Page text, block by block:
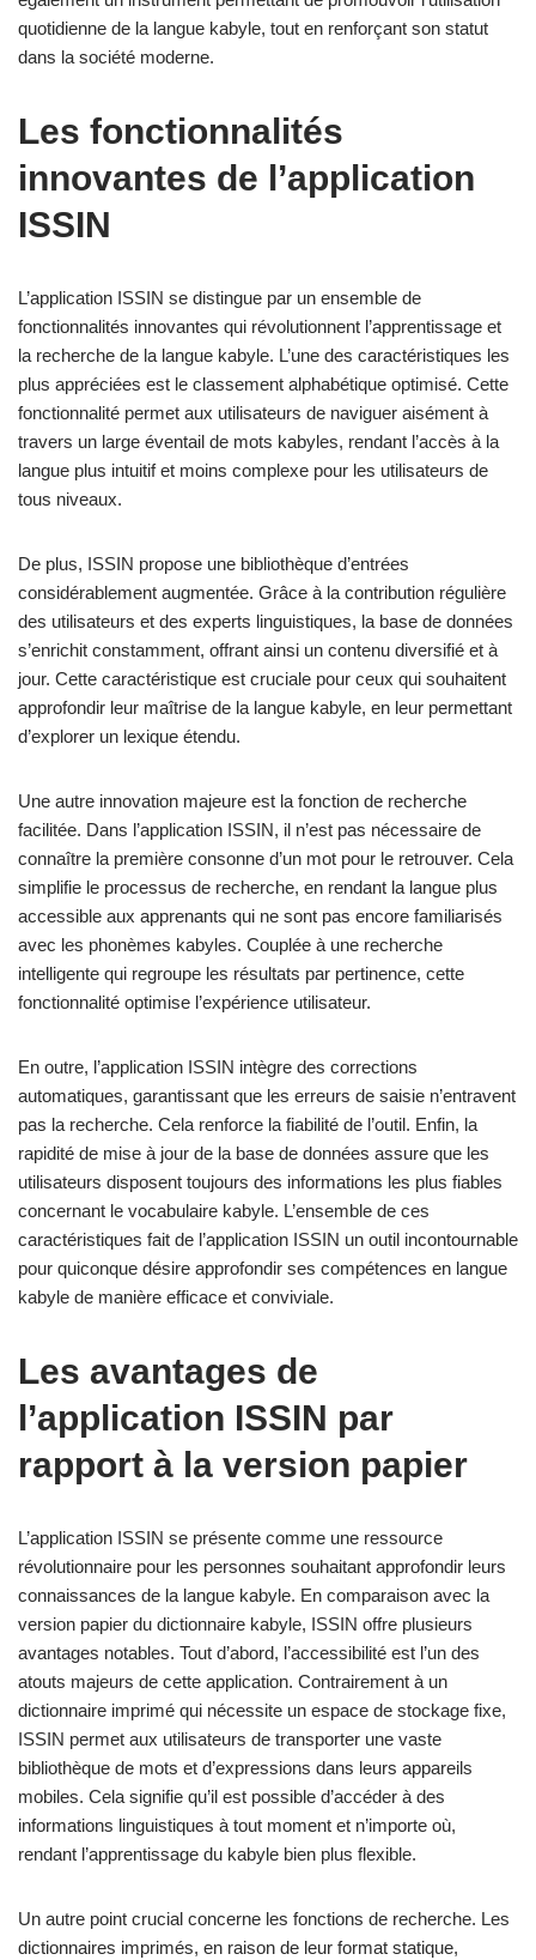
quotidienne de la langue kabyle, tout en renforçant son statut
dans la société moderne.
Les fonctionnalités
innovantes de l’application
ISSIN
L’application ISSIN se distingue par un ensemble de
fonctionnalités innovantes qui révolutionnent l’apprentissage et
la recherche de la langue kabyle. L’une des caractéristiques les
plus appréciées est le classement alphabétique optimisé. Cette
fonctionnalité permet aux utilisateurs de naviguer aisément à
travers un large éventail de mots kabyles, rendant l’accès à la
langue plus intuitif et moins complexe pour les utilisateurs de
tous niveaux.
De plus, ISSIN propose une bibliothèque d’entrées
considérablement augmentée. Grâce à la contribution régulière
des utilisateurs et des experts linguistiques, la base de données
s’enrichit constamment, offrant ainsi un contenu diversifié et à
jour. Cette caractéristique est cruciale pour ceux qui souhaitent
approfondir leur maîtrise de la langue kabyle, en leur permettant
d’explorer un lexique étendu.
Une autre innovation majeure est la fonction de recherche
facilitée. Dans l’application ISSIN, il n’est pas nécessaire de
connaître la première consonne d’un mot pour le retrouver. Cela
simplifie le processus de recherche, en rendant la langue plus
accessible aux apprenants qui ne sont pas encore familiarisés
avec les phonèmes kabyles. Couplée à une recherche
intelligente qui regroupe les résultats par pertinence, cette
fonctionnalité optimise l’expérience utilisateur.
En outre, l’application ISSIN intègre des corrections
automatiques, garantissant que les erreurs de saisie n’entravent
pas la recherche. Cela renforce la fiabilité de l’outil. Enfin, la
rapidité de mise à jour de la base de données assure que les
utilisateurs disposent toujours des informations les plus fiables
concernant le vocabulaire kabyle. L’ensemble de ces
caractéristiques fait de l’application ISSIN un outil incontournable
pour quiconque désire approfondir ses compétences en langue
kabyle de manière efficace et conviviale.
Les avantages de
l’application ISSIN par
rapport à la version papier
L’application ISSIN se présente comme une ressource
révolutionnaire pour les personnes souhaitant approfondir leurs
connaissances de la langue kabyle. En comparaison avec la
version papier du dictionnaire kabyle, ISSIN offre plusieurs
avantages notables. Tout d’abord, l’accessibilité est l’un des
atouts majeurs de cette application. Contrairement à un
dictionnaire imprimé qui nécessite un espace de stockage fixe,
ISSIN permet aux utilisateurs de transporter une vaste
bibliothèque de mots et d’expressions dans leurs appareils
mobiles. Cela signifie qu’il est possible d’accéder à des
informations linguistiques à tout moment et n’importe où,
rendant l’apprentissage du kabyle bien plus flexible.
Un autre point crucial concerne les fonctions de recherche. Les
dictionnaires imprimés, en raison de leur format statique,